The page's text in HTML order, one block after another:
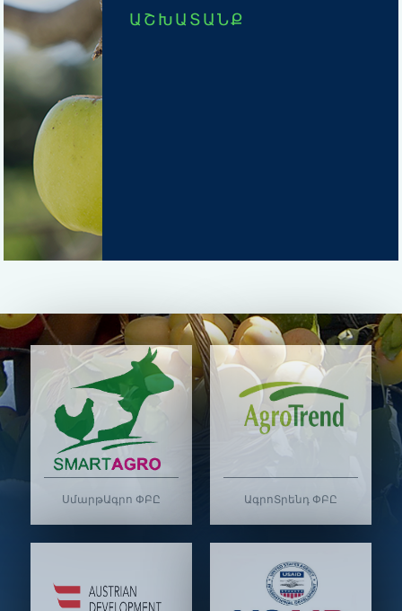
ԱՇԽԱՏԱՆՔ
ՍմարթԱգրո ՓԲԸ ԱգրոՏրենդ ՓԲԸ